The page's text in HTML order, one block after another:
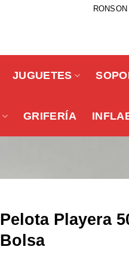
JUGUETES
GRIFERÍA
Pelota Playera
Bolsa